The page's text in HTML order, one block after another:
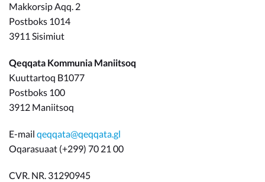
Makkorsip Aqq. 2
Postboks 1014
3911 Sisimiut
Qeqqata Kommunia Maniitsoq
Kuuttartoq B1077
Postboks 100
3912 Maniitsoq
E-mail qeqqata@qeqqata.gl
Oqarasuaat (+299) 70 21 00
CVR. NR. 31290945